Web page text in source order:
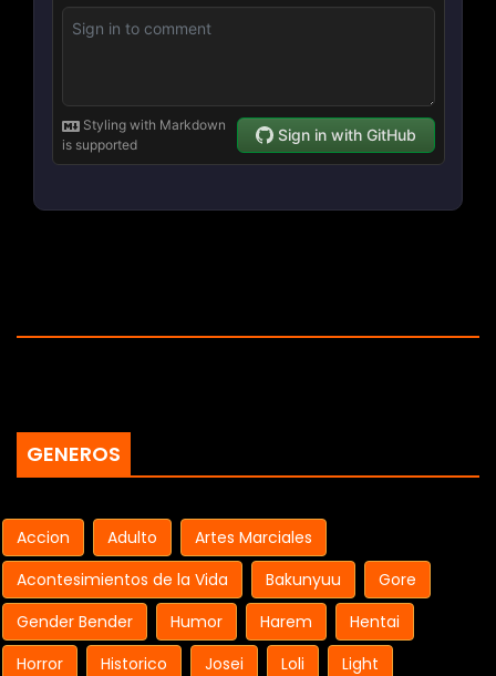
GENEROS
Accion Adulto
Artes Marciales
Acontesimientos de la Vida
Bakunyuu
Gore
Gender Bender
Humor Harem
Hentai
Horror
Historico Josei Loli
Light